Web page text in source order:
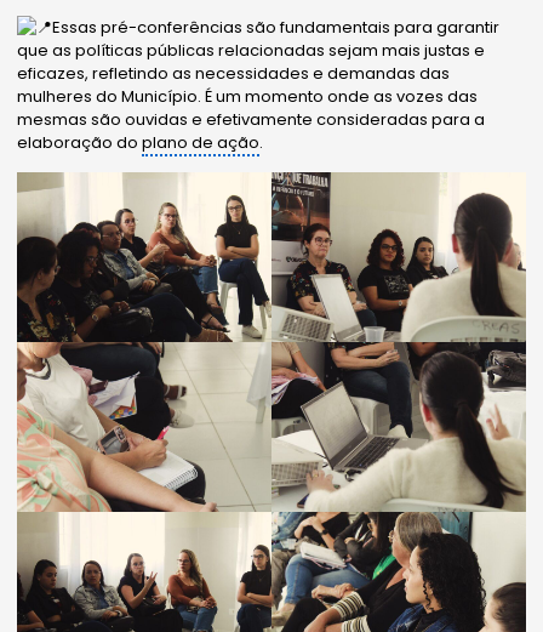
Essas pré-conferências são fundamentais para garantir
que as políticas públicas relacionadas sejam mais justas e
eficazes, refletindo as necessidades e demandas das
mulheres do Município. É um momento onde as vozes das
mesmas são ouvidas e efetivamente consideradas para a
elaboração doplano de ação.